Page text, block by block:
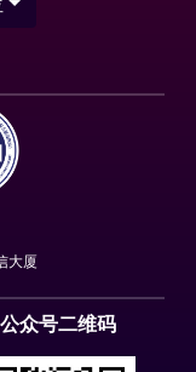
大厦
公众号二维码